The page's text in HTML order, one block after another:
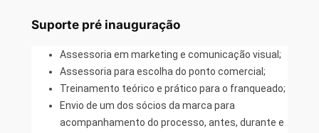
Suporte pré inauguração
Assessoria em marketing e comunicação visual;
Assessoria para escolha do ponto comercial;
Treinamento teórico e prático para o franqueado;
Envio de um dos sócios da marca para
acompanhamento do processo, antes, durante e